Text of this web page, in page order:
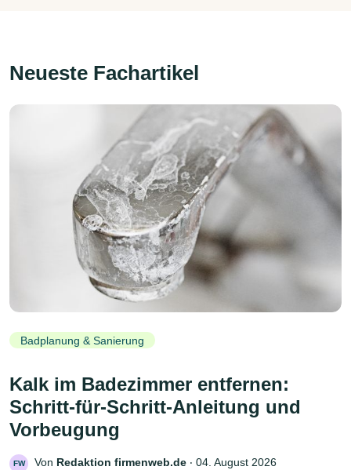
Neueste Fachartikel
Badplanung & Sanierung
Kalk im Badezimmer entfernen:
Schritt-für-Schritt-Anleitung und
Vorbeugung
FW Von Redaktion firmenweb.de ‧ 04. August 2026